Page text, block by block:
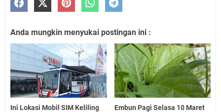
Anda mungkin menyukai postingan ini :
Ini Lokasi Mobil SIM Keliling
Embun Pagi Selasa 10 Maret